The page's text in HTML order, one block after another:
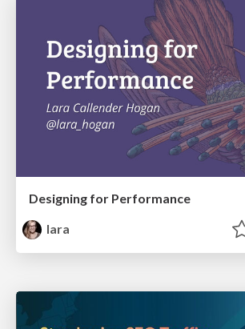
Designing for Performance
lara